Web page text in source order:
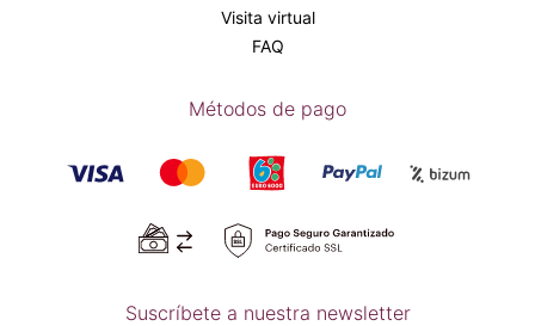
Visita virtual
FAQ
Métodos de pago
Suscríbete a nuestra newsletter